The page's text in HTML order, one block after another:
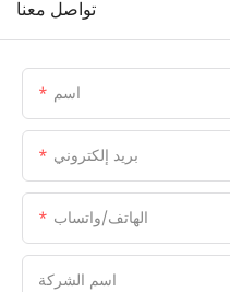
تواصل معنا
اسم
بريد إلكتروني
الهاتف/واتساب
اسم الشركة